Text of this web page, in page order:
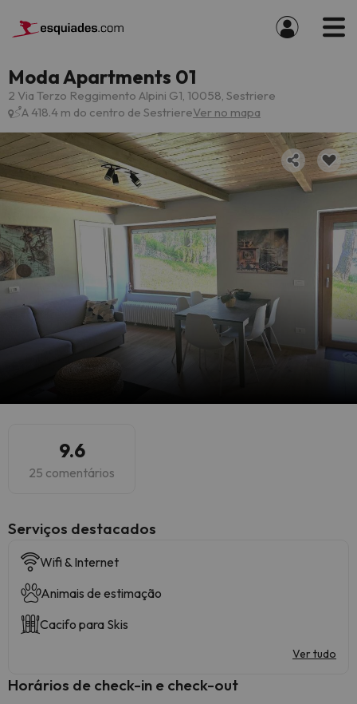
Moda Apartments 01
2 Via Terzo Reggimento Alpini G1, 10058, Sestriere
A 418.4 m do centro de SestriereVer no mapa
9.6
25 comentários
Serviços destacados
Wifi & Internet
Animais de estimação
Cacifo para Skis
Ver tudo
Horários de check-in e check-out